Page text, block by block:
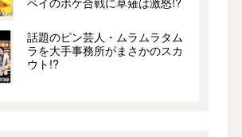
話題のピン芸人・ムラムラタム
ラを大手事務所がまさかのスカ
ウト!?